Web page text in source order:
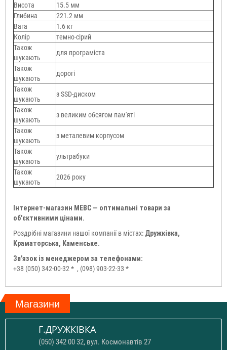
Висота
15.5 мм
Глибина
221.2 мм
Вага
1.6 кг
Колір
темно-сірий
Також
шукають
для програміста
Також
шукають
дорогі
Також
шукають
з SSD-диском
Також
шукають
з великим обсягом пам'яті
Також
шукають
з металевим корпусом
Також
шукають
ультрабуки
Також
шукають
2026 року
Інтернет-магазин МЕВС — оптимальні товари за
об'єктивними цінами.
Роздрібні магазини нашої компанії в містах: Дружківка,
Краматорська, Каменське.
Зв'язок із менеджером за телефонами:
+38 (050) 342-00-32 * , (098) 903-22-33 *
Магазини
Г.ДРУЖКІВКА
(050) 342 00 32, вул. Космонавтів 27